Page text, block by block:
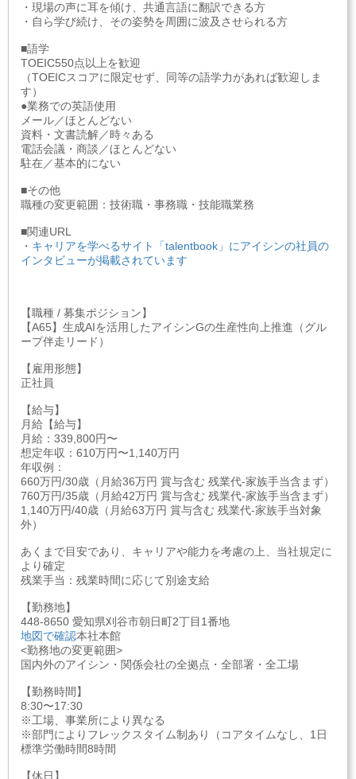
・現場の声に耳を傾け、共通言語に翻訳できる方
・自ら学び続け、その姿勢を周囲に波及させられる方
■語学
TOEIC550点以上を歓迎
（TOEICスコアに限定せず、同等の語学力があれば歓迎しま
す）
●業務での英語使用
メール／ほとんどない
資料・文書読解／時々ある
電話会議・商談／ほとんどない
駐在／基本的にない
■その他
職種の変更範囲：技術職・事務職・技能職業務
■関連URL
・ キャリアを学べるサイト「talentbook」にアイシンの社員の
インタビューが掲載されています
【職種 / 募集ポジション】
【A65】生成AIを活用したアイシンGの生産性向上推進（グル
ープ伴走リード）
【雇用形態】
正社員
【給与】
月給【給与】
月給：339,800円〜
想定年収：610万円〜1,140万円
年収例：
660万円/30歳（月給36万円 賞与含む 残業代-家族手当含まず）
760万円/35歳（月給42万円 賞与含む 残業代-家族手当含まず）
1,140万円/40歳（月給63万円 賞与含む 残業代-家族手当対象
外）
あくまで目安であり、キャリアや能力を考慮の上、当社規定に
より確定
残業手当：残業時間に応じて別途支給
【勤務地】
448-8650 愛知県刈谷市朝日町2丁目1番地
地図で確認本社本館
<勤務地の変更範囲>
国内外のアイシン・関係会社の全拠点・全部署・全工場
【勤務時間】
8:30〜17:30
※工場、事業所により異なる
※部門によりフレックスタイム制あり（コアタイムなし、1日
標準労働時間8時間
【休日】